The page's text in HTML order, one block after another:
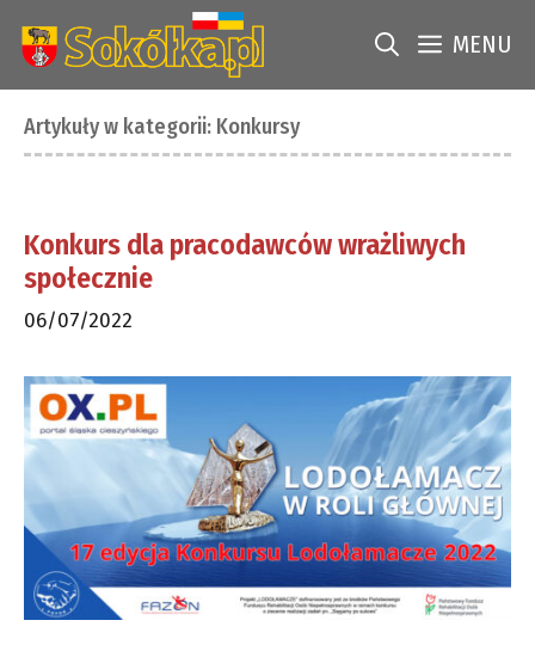
treści
MENU
Artykuły w kategorii: Konkursy
Konkurs dla pracodawców wrażliwych
społecznie
06/07/2022